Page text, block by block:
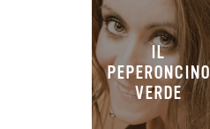
IL
PEPERONCINO
VERDE